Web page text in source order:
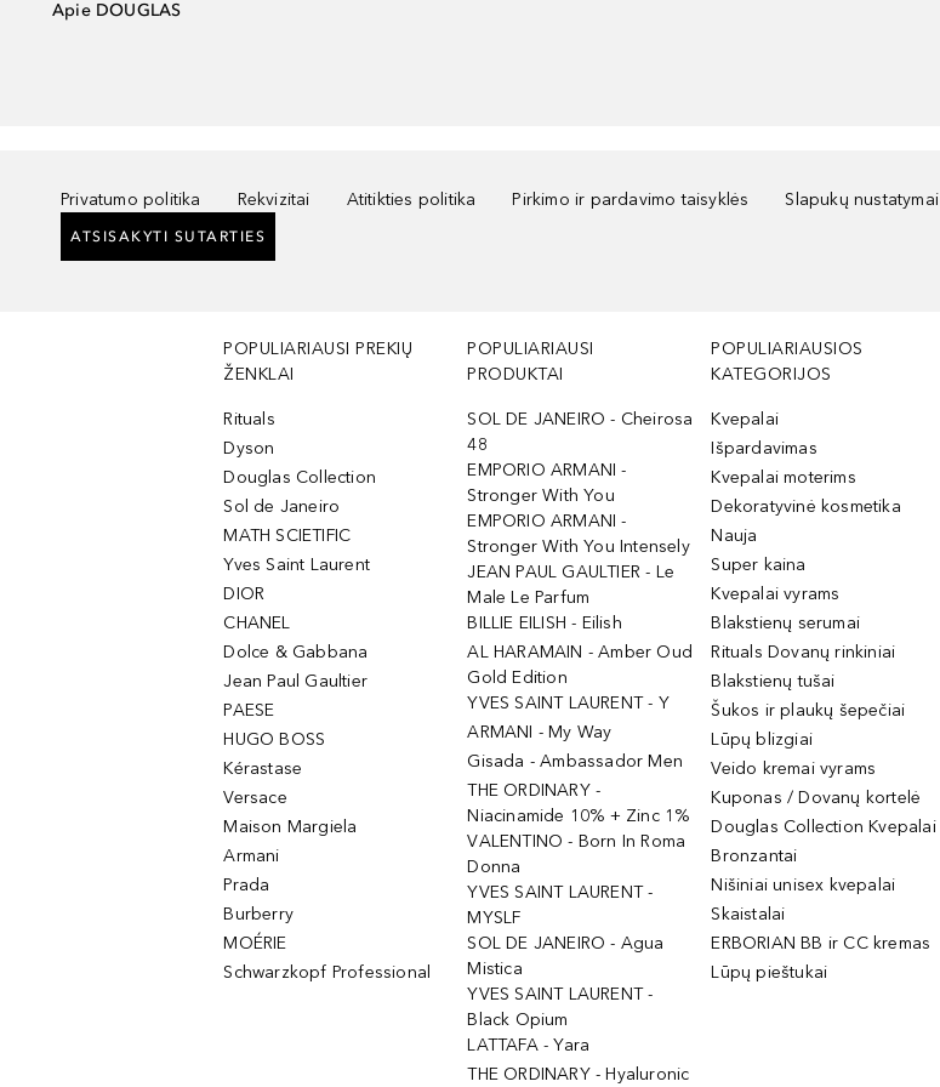
Apie DOUGLAS
Privatumo politika Rekvizitai Atitikties politika Pirkimo ir pardavimo taisyklės Slapukų nustatymai
ATSISAKYTI SUTARTIES
POPULIARIAUSI PREKIŲ
ŽENKLAI
Rituals
Dyson
Douglas Collection
Sol de Janeiro
MATH SCIETIFIC
Yves Saint Laurent
DIOR
CHANEL
Dolce & Gabbana
Jean Paul Gaultier
PAESE
HUGO BOSS
Kérastase
Versace
Maison Margiela
Armani
Prada
Burberry
MOÉRIE
Schwarzkopf Professional
POPULIARIAUSI
PRODUKTAI
SOL DE JANEIRO - Cheirosa
48
EMPORIO ARMANI -
Stronger With You
EMPORIO ARMANI -
Stronger With You Intensely
JEAN PAUL GAULTIER - Le
Male Le Parfum
BILLIE EILISH - Eilish
AL HARAMAIN - Amber Oud
Gold Edition
YVES SAINT LAURENT - Y
ARMANI - My Way
Gisada - Ambassador Men
THE ORDINARY -
Niacinamide 10% + Zinc 1%
VALENTINO - Born In Roma
Donna
YVES SAINT LAURENT -
MYSLF
SOL DE JANEIRO - Agua
Mistica
YVES SAINT LAURENT -
Black Opium
LATTAFA - Yara
THE ORDINARY - Hyaluronic
POPULIARIAUSIOS
KATEGORIJOS
Kvepalai
Išpardavimas
Kvepalai moterims
Dekoratyvinė kosmetika
Nauja
Super kaina
Kvepalai vyrams
Blakstienų serumai
Rituals Dovanų rinkiniai
Blakstienų tušai
Šukos ir plaukų šepečiai
Lūpų blizgiai
Veido kremai vyrams
Kuponas / Dovanų kortelė
Douglas Collection Kvepalai
Bronzantai
Nišiniai unisex kvepalai
Skaistalai
ERBORIAN BB ir CC kremas
Lūpų pieštukai